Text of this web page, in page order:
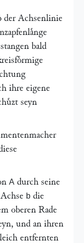
der Achsenlinie
bald
ihre eigene
seyn
A durch seine
b die
oberen Rade
und an ihren
entfernten